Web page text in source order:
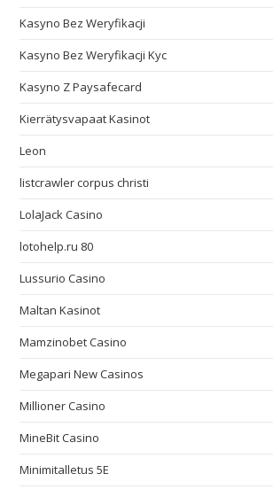
Kasyno Bez Weryfikacji
Kasyno Bez Weryfikacji Kyc
Kasyno Z Paysafecard
Kierrätysvapaat Kasinot
Leon
listcrawler corpus christi
LolaJack Casino
lotohelp.ru 80
Lussurio Casino
Maltan Kasinot
Mamzinobet Casino
Megapari New Casinos
Millioner Casino
MineBit Casino
Minimitalletus 5E